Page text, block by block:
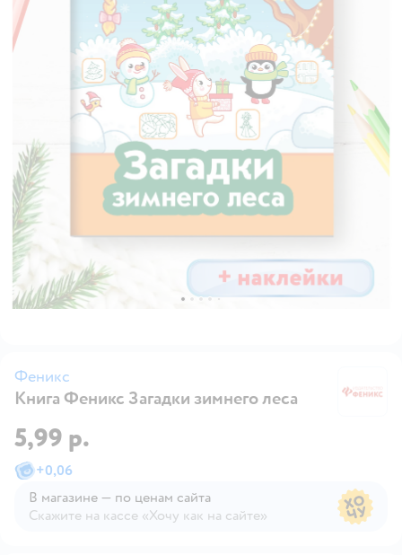
Феникс
Книга Феникс Загадки зимнего леса
5,99 р.
+0,06
В магазине — по ценам сайта
Скажите на кассе «Хочу как на сайте»